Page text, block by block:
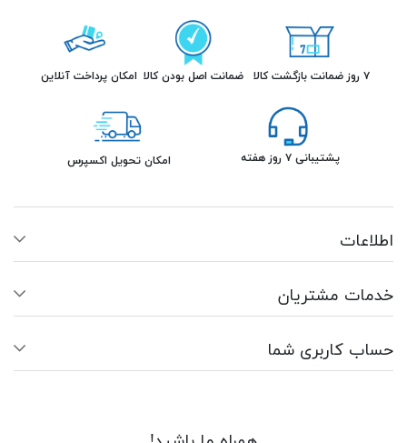
۷ روز ضمانت بازگشت کالا ضمانت اصل بودن کالا امکان پرداخت آنلاین
پشتیبانی ۷ روز هفته امکان تحویل اکسپرس
اطلاعات
خدمات مشتریان
حساب کاربری شما